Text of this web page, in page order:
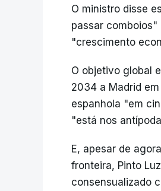
O ministro disse
passar
"crescimento
O objetivo global
2034 a Madrid
espanhola "em
"está nos
E, apesar de
fronteira, Pinto
consensualizado